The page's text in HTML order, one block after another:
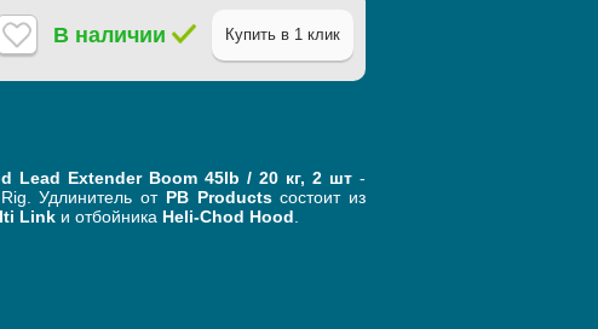
Купить в 1 клик
В наличии
Lead Extender Boom 45lb / 20 кг, 2 шт -
Удлинитель от PB Productsсостоит из
Link и отбойника Heli-Chod Hood